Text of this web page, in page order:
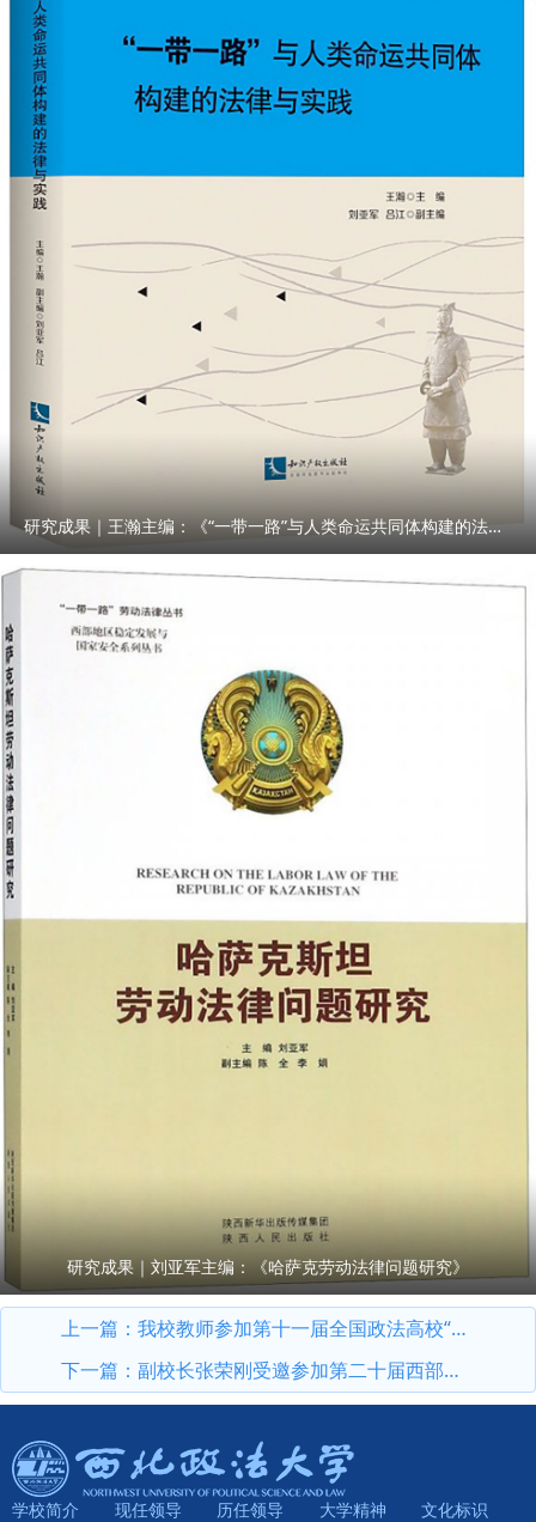
研究成果｜王瀚主编：《“一带一路”与人类命运共同体构建的法律与实践》
研究成果｜刘亚军主编：《哈萨克劳动法律问题研究》
上一篇： 我校教师参加第十一届全国政法高校“立格联盟”马克思主义学院院长论坛暨铸牢中华民族共同体意识与新时代边疆治理学术研讨会
下一篇： 副校长张荣刚受邀参加第二十届西部法治论坛暨法治宁夏论坛
学校简介 现任领导 历任领导 大学精神 文化标识